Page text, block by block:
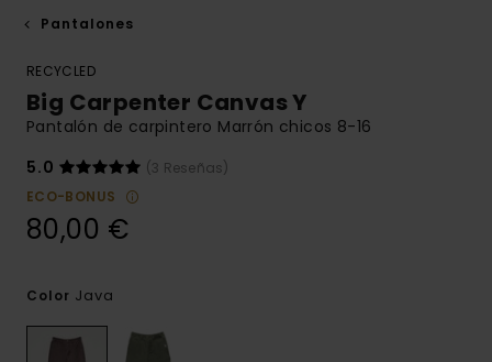
Pantalones
RECYCLED
Big Carpenter Canvas Y
Pantalón de carpintero Marrón chicos 8-16
5.0
(3 Reseñas)
ECO-BONUS
80,00 €
Color Java